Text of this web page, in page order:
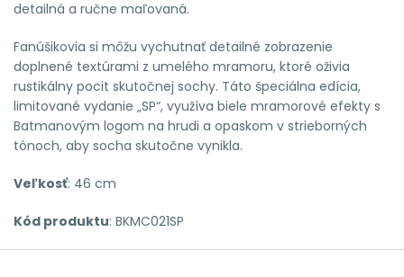
detailná a ručne maľovaná.
Fanúšikovia si môžu vychutnať detailné zobrazenie
doplnené textúrami z umelého mramoru, ktoré oživia
rustikálny pocit skutočnej sochy. Táto špeciálna edícia,
limitované vydanie „SP“, využíva biele mramorové efekty s
Batmanovým logom na hrudi a opaskom v strieborných
tónoch, aby socha skutočne vynikla.
Veľkosť: 46 cm
Kód produktu: BKMC021SP